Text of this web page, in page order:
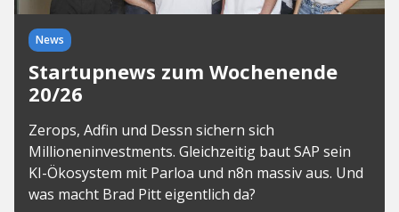
News
Startupnews zum Wochenende
20/26
Zerops, Adfin und Dessn sichern sich
Millioneninvestments. Gleichzeitig baut SAP sein
KI-Ökosystem mit Parloa und n8n massiv aus. Und
was macht Brad Pitt eigentlich da?